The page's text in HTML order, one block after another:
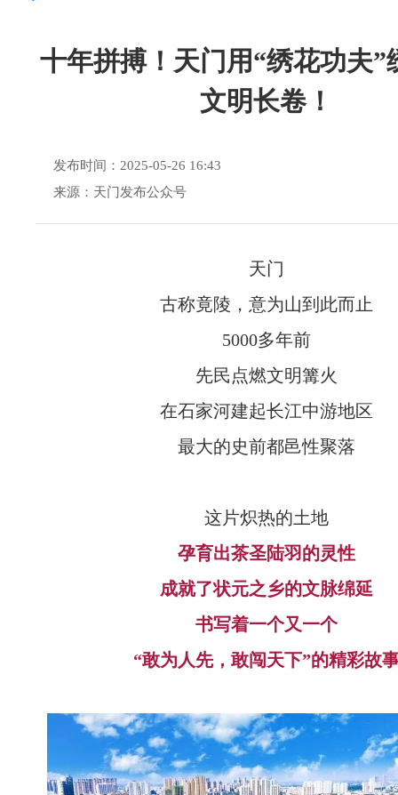
十年拼搏！天门用“绣花功夫”
文明长卷！
发布时间：2025-05-26 16:43
来源：天门发布公众号
天门
古称竟陵，意为山到此而止
5000多年前
先民点燃文明篝火
在石家河建起长江中游地区
最大的史前都邑性聚落
这片炽热的土地
孕育出茶圣陆羽的灵性
成就了状元之乡的文脉绵延
书写着一个又一个
“敢为人先，敢闯天下”的精彩故